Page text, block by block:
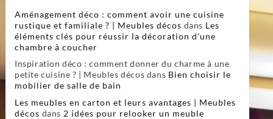
Aménagement déco : comment avoir une cuisine
rustique et familiale ? | Meubles décos dans Les
éléments clés pour réussir la décoration d’une
chambre à coucher
Inspiration déco : comment donner du charme à une
petite cuisine ? | Meubles décos dans Bien choisir le
mobilier de salle de bain
Les meubles en carton et leurs avantages | Meubles
décos dans 2 idées pour relooker un meuble